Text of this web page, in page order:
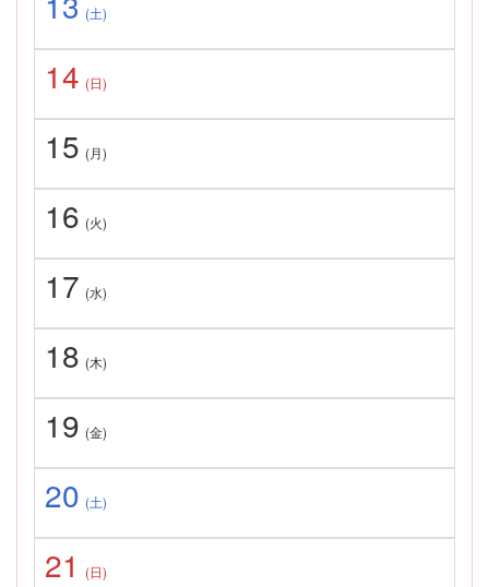
(土)
14 (日)
15 (月)
16 (火)
17 (水)
18 (木)
19 (金)
20 (土)
21 (日)